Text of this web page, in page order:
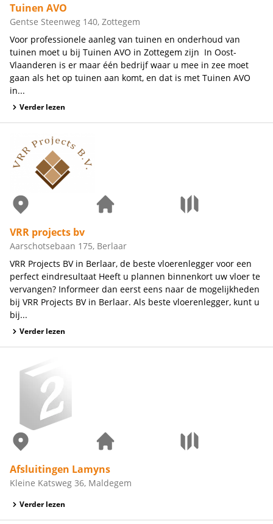
Tuinen AVO
Gentse Steenweg 140, Zottegem
Voor professionele aanleg van tuinen en onderhoud van
tuinen moet u bij Tuinen AVO in Zottegem zijn In Oost-
Vlaanderen is er maar één bedrijf waar u mee in zee moet
gaan als het op tuinen aan komt, en dat is met Tuinen AVO
in...
Verder lezen
VRR projects bv
Aarschotsebaan 175, Berlaar
VRR Projects BV in Berlaar, de beste vloerenlegger voor een
perfect eindresultaat Heeft u plannen binnenkort uw vloer te
vervangen? Informeer dan eerst eens naar de mogelijkheden
bij VRR Projects BV in Berlaar. Als beste vloerenlegger, kunt u
bij...
Verder lezen
Afsluitingen Lamyns
Kleine Katsweg 36, Maldegem
Verder lezen